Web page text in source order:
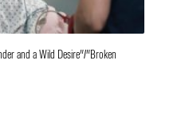
and a Wild Desire”/”Broken